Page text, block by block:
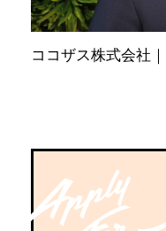
ココザス株式会社